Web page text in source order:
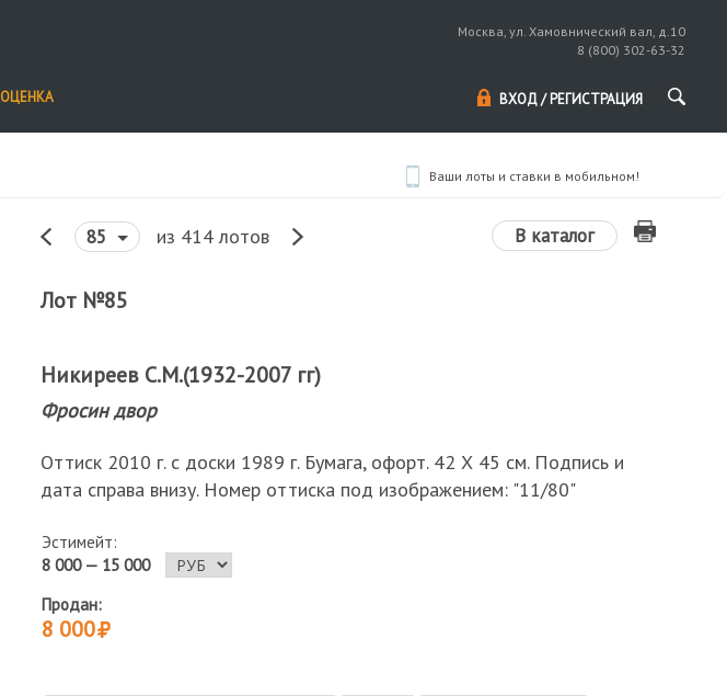
Москва, ул. Хамовнический вал, д.10
8 (800) 302-63-32
ОЦЕНКА ВХОД / РЕГИСТРАЦИЯ
Ваши лоты и ставки в мобильном!
85 из 414 лотов В каталог
Лот №85
Никиреев С.М.(1932-2007 гг)
Фросин двор
Оттиск 2010 г. с доски 1989 г. Бумага, офорт. 42 Х 45 см. Подпись и
дата справа внизу. Номер оттиска под изображением: "11/80"
Эстимейт:
8 000 — 15 000
Продан:
8 000